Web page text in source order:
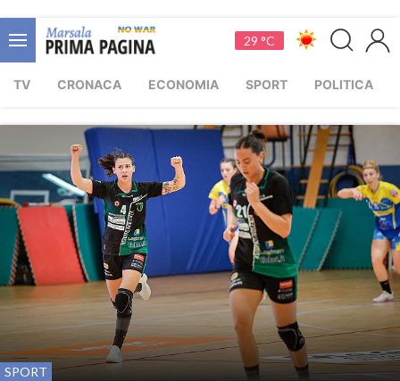
29 °C
TV CRONACA ECONOMIA SPORT POLITICA
SPORT